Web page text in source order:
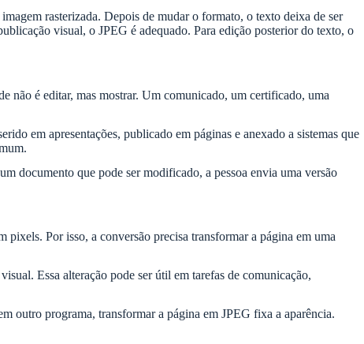
rasterizada. Depois de mudar o formato, o texto deixa de ser
visual, o JPEG é adequado. Para edição posterior do texto, o
não é editar, mas mostrar. Um comunicado, um certificado, uma
em apresentações, publicado em páginas e anexado a sistemas que
documento que pode ser modificado, a pessoa envia uma versão
Por isso, a conversão precisa transformar a página em uma
Essa alteração pode ser útil em tarefas de comunicação,
outro programa, transformar a página em JPEG fixa a aparência.